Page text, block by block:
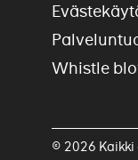
Whistle
© 2026